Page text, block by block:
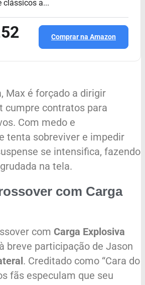
clássicos a...
Comprar na Amazon
Max é forçado a dirigir
cumpre contratos para
Com medo e
tenta sobreviver e impedir
se intensifica, fazendo
na tela.
com Carga
com Carga Explosiva
breve participação de Jason
. Creditado como “Cara do
fãs especulam que seu